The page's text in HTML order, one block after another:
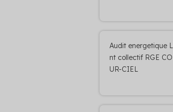
Audit energetique
nt collectif RGE
UR-CIEL